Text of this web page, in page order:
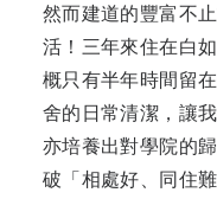
然而建道的豐富不
活！三年來住在白
概只有半年時間留
舍的日常清潔，讓
亦培養出對學院的
破「相處好、同住